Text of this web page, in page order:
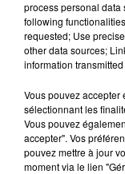
process personal data
following
requested; Use
other data sources;
information
Vous pouvez accepter
sélectionnant les
Vous pouvez
accepter". Vos
pouvez mettre à jour
moment via le lien